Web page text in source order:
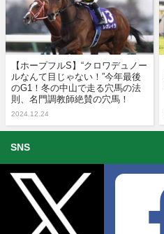
【ホープフルS】“クロワデュノー
ルなんて目じゃない！”今年最後
のG1！冬の中山で走る穴馬の法
則、名門調教師絶賛の穴馬！
2024.12.24
SNS